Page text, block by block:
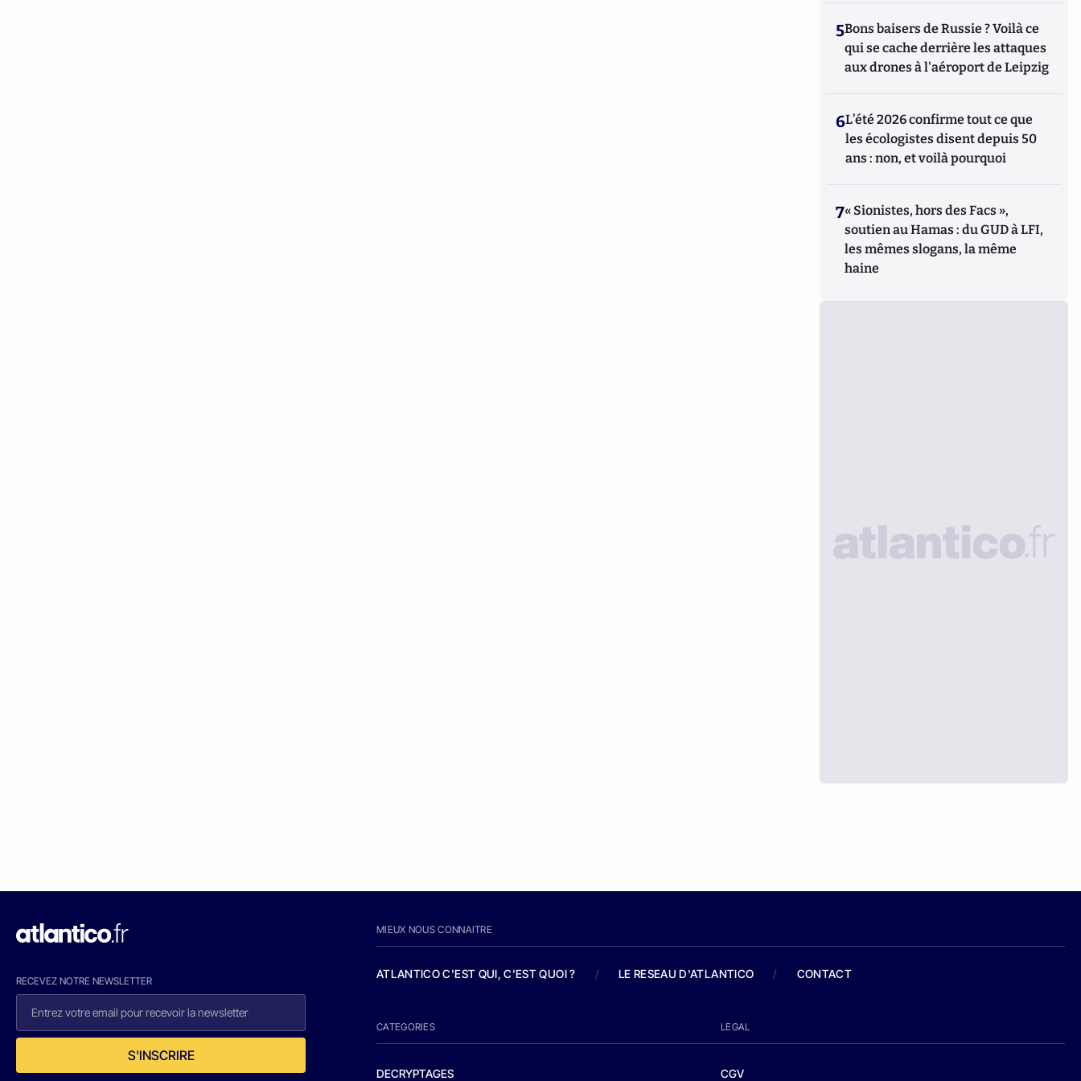
5Bons baisers de Russie ? Voilà ce
qui se cache derrière les attaques
aux drones à l'aéroport de Leipzig
6L’été 2026 confirme tout ce que
les écologistes disent depuis 50
ans : non, et voilà pourquoi
7« Sionistes, hors des Facs »,
soutien au Hamas : du GUD à LFI,
les mêmes slogans, la même
haine
RECEVEZ NOTRE NEWSLETTER
S'INSCRIRE
MIEUX NOUS CONNAITRE
ATLANTICO C'EST QUI, C'EST QUOI ? / LE RESEAU D'ATLANTICO / CONTACT
CATEGORIES
DECRYPTAGES
LEGAL
CGV